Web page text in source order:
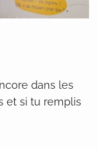
dans les
et si tu remplis